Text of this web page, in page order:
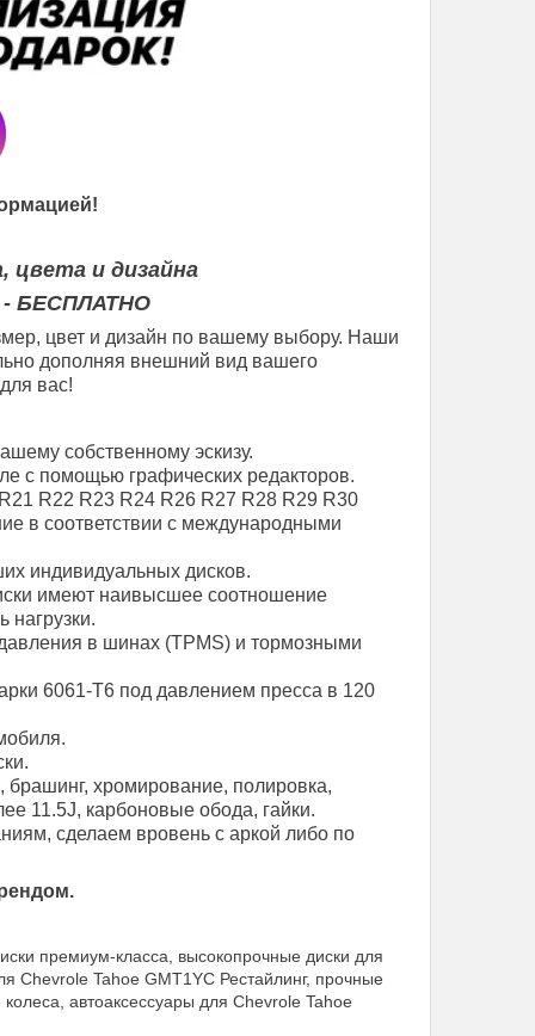
цвета и дизайна
- БЕСПЛАТНО
цвет и дизайн по вашему выбору. Наши
дополняя внешний вид вашего
вас!
собственному эскизу.
с помощью графических редакторов.
R22 R23 R24 R26 R27 R28 R29 R30
в соответствии с международными
индивидуальных дисков.
имеют наивысшее соотношение
нагрузки.
в шинах (TPMS) и тормозными
6061-T6 под давлением пресса в 120
брашинг, хромирование, полировка,
11.5J, карбоновые обода, гайки.
сделаем вровень с аркой либо по
премиум-класса, высокопрочные диски для
Chevrole Tahoe GMT1YC Рестайлинг, прочные
автоаксессуары для Chevrole Tahoe